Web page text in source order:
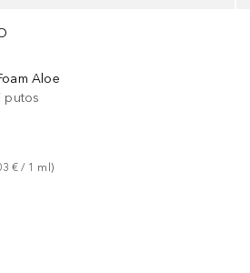
Aloe
putos
€ / 1 ml )